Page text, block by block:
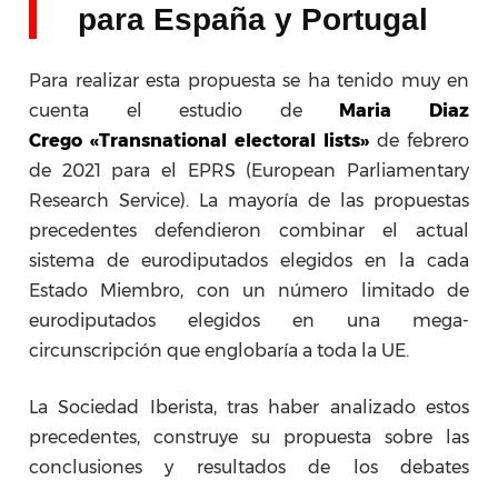
para España y Portugal
Para realizar esta propuesta se ha tenido muy en
cuenta el estudio de
Maria Diaz
Crego «Transnational electoral lists» de febrero
de 2021 para el EPRS (European Parliamentary
Research Service). La mayoría de las propuestas
precedentes defendieron combinar el actual
sistema de eurodiputados elegidos en la cada
Estado Miembro, con un número limitado de
eurodiputados elegidos en una mega-
circunscripción que englobaría a toda la UE.
La Sociedad Iberista, tras haber analizado estos
precedentes, construye su propuesta sobre las
conclusiones y resultados de los debates